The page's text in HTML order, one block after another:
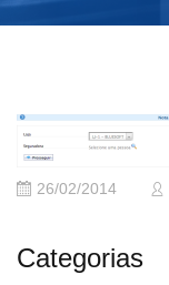
26/02/2014
Categorias